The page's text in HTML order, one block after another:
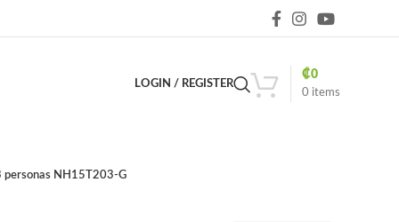
LOGIN / REGISTER
0 items
₡0
personas NH15T203-G